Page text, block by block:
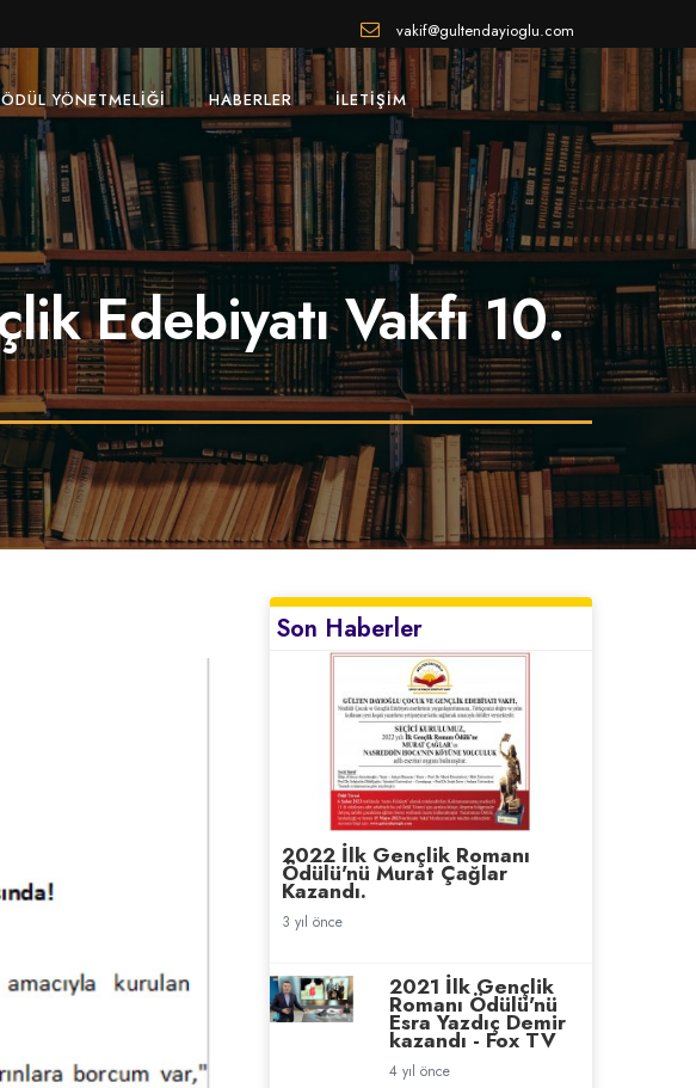
vakif@gultendayioglu.com
ÖDÜL YÖNETMELIĞI HABERLER İLETIŞIM
Edebiyatı Vakfı 10.
Son Haberler
2022 İlk Gençlik Romanı
Ödülü'nü Murat Çağlar
Kazandı.
3 yıl önce
2021 İlk Gençlik
Romanı Ödülü'nü
Esra Yazdıç Demir
kazandı - Fox TV
4 yıl önce